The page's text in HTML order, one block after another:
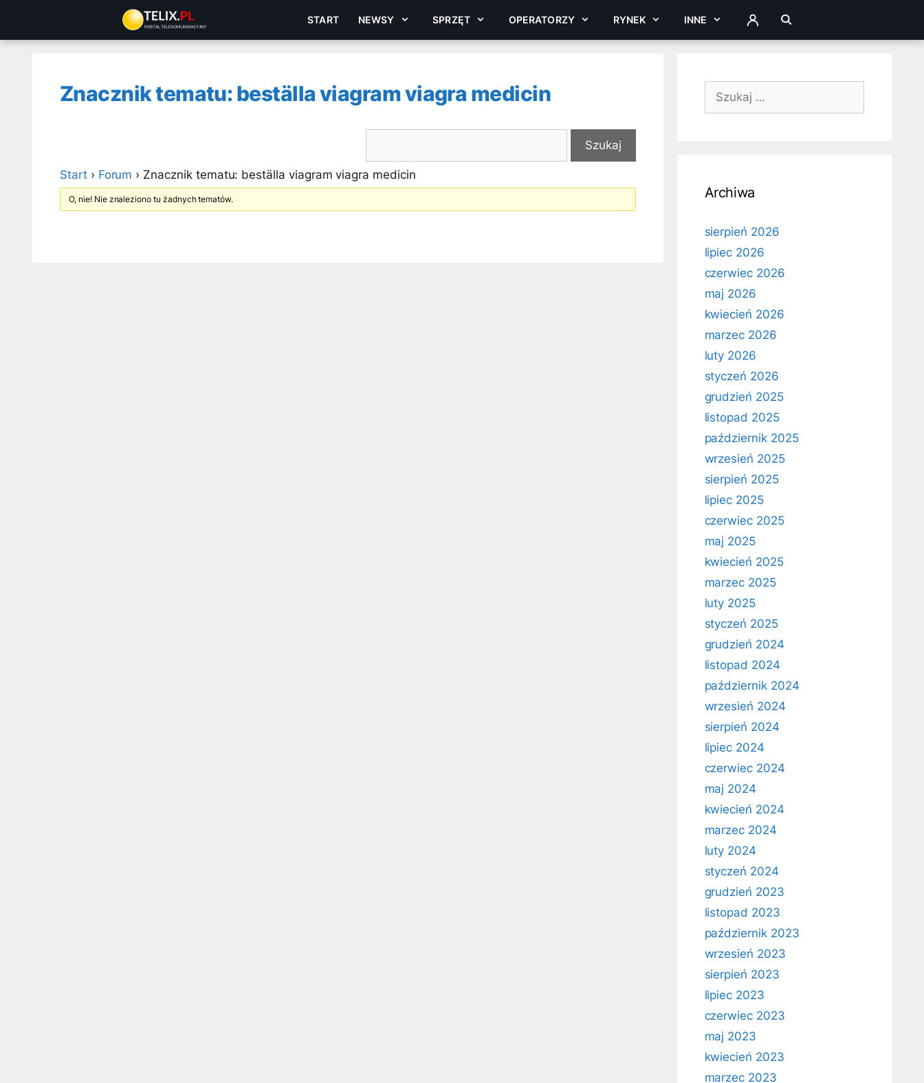
treści
START NEWSY SPRZĘT OPERATORZY RYNEK INNE ZALOGUJ
Znacznik tematu: beställa viagram viagra medicin
Start › Forum › Znacznik tematu: beställa viagram viagra medicin
O, nie! Nie znaleziono tu żadnych tematów.
Szukaj:
Archiwa
sierpień 2026
lipiec 2026
czerwiec 2026
maj 2026
kwiecień 2026
marzec 2026
luty 2026
styczeń 2026
grudzień 2025
listopad 2025
październik 2025
wrzesień 2025
sierpień 2025
lipiec 2025
czerwiec 2025
maj 2025
kwiecień 2025
marzec 2025
luty 2025
styczeń 2025
grudzień 2024
listopad 2024
październik 2024
wrzesień 2024
sierpień 2024
lipiec 2024
czerwiec 2024
maj 2024
kwiecień 2024
marzec 2024
luty 2024
styczeń 2024
grudzień 2023
listopad 2023
październik 2023
wrzesień 2023
sierpień 2023
lipiec 2023
czerwiec 2023
maj 2023
kwiecień 2023
marzec 2023